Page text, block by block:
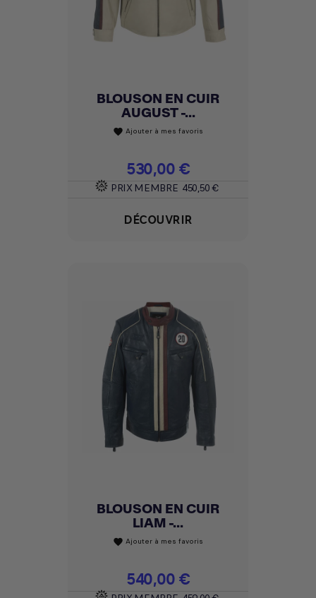
BLOUSON EN CUIR
AUGUST -...
favorite Ajouter à mes favoris
Prix
530,00 €
PRIX MEMBRE 450,50 €
DÉCOUVRIR
BLOUSON EN CUIR
LIAM -...
favorite Ajouter à mes favoris
Prix
540,00 €